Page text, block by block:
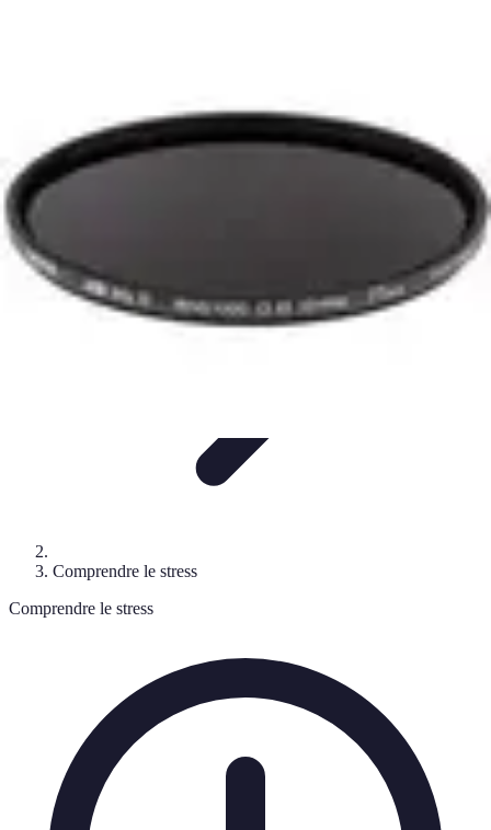
Stress Maîtrise
Comprendre le stress
Comprendre le stress